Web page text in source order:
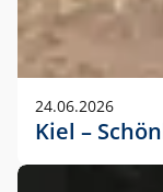
24.06.2026
Kiel –